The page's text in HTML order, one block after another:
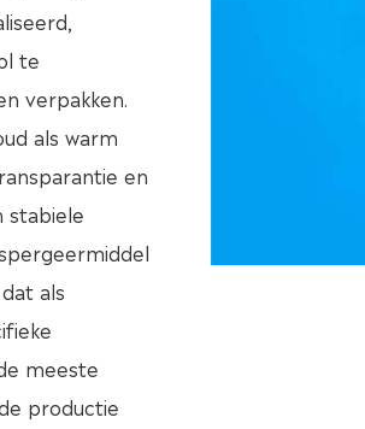
te
verpakken.
als warm
en
stabiele
als
meeste
productie